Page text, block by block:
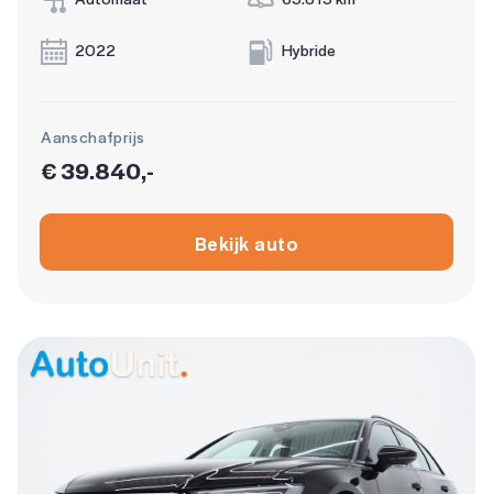
2022 Hybride
Aanschafprijs
€ 39.840,-
Bekijk auto